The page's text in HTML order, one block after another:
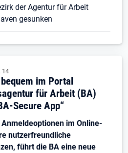
der Agentur für Arbeit
gesunken
14
im Portal
für Arbeit (BA)
Secure App“
im Online-
nutzerfreundliche
führt die BA eine neue